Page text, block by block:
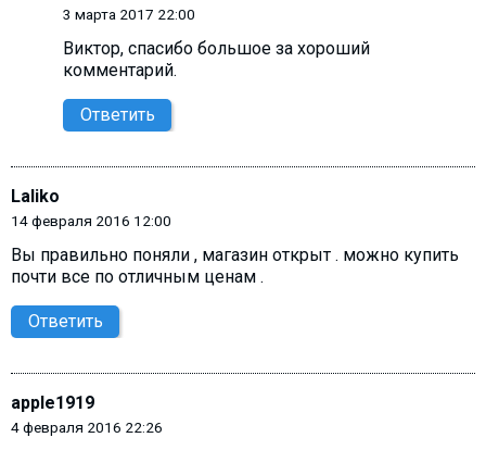
3 марта 2017 22:00
Виктор, cпасибо большое за хороший
комментарий.
Ответить
Laliko
14 февраля 2016 12:00
Вы правильно поняли , магазин открыт . можно купить
почти все по отличным ценам .
Ответить
apple1919
4 февраля 2016 22:26